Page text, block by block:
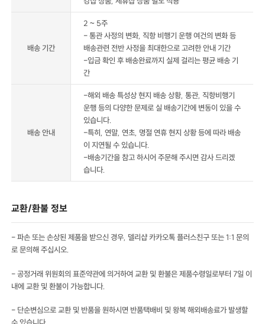
배송 기간
2 ~ 5주
- 통관 사정의 변화, 직항 비행기 운행 여건의 변화 등
배송관련 전반 사정을 최대한으로 고려한 안내 기간
-입금 확인 후 배송완료까지 실제 걸리는 평균 배송 기
간
배송 안내
-해외 배송 특성상 현지 배송 상황, 통관, 직항비행기
운행 등의 다양한 문제로 실 배송기간에 변동이 있을 수
있습니다.
-특히, 연말, 연초, 명절 연휴 현지 상황 등에 따라 배송
이 지연될 수 있습니다.
-배송기간을 참고 하시어 주문해 주시면 감사 드리겠
습니다.
교환/환불 정보
- 파손 또는 손상된 제품을 받으신 경우, 델리샵 카카오톡 플러스친구 또는 1:1 문의
로 문의해 주십시오.
- 공정거래 위원회의 표준약관에 의거하여 교환 및 환불은 제품수령일로부터 7일 이
내에 교환 및 환불이 가능합니다.
- 단순변심으로 교환 및 반품을 원하시면 반품택배비 및 왕복 해외배송료가 발생할